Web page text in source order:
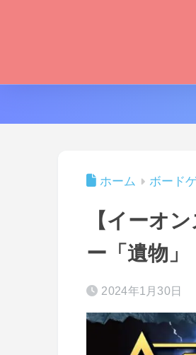
ホーム ボード
【イーオ
ー「遺物」
2024年1月30日